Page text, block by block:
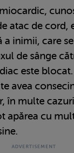
atac de cord,
a inimii, care
de sânge
este
avea
în multe
apărea cu